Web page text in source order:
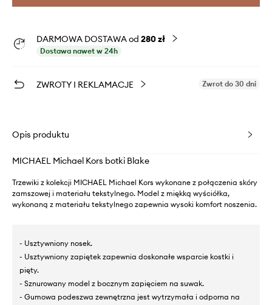
DARMOWA DOSTAWA od 280 zł
Dostawa nawet w 24h
ZWROTY I REKLAMACJE Zwrot do 30 dni
Opis produktu
MICHAEL Michael Kors botki Blake
Trzewiki z kolekcji MICHAEL Michael Kors wykonane z połączenia skóry
zamszowej i materiału tekstylnego. Model z miękką wyściółka,
wykonaną z materiału tekstylnego zapewnia wysoki komfort noszenia.
- Usztywniony nosek.
- Usztywniony zapiętek zapewnia doskonałe wsparcie kostki i
pięty.
- Sznurowany model z bocznym zapięciem na suwak.
- Gumowa podeszwa zewnętrzna jest wytrzymała i odporna na